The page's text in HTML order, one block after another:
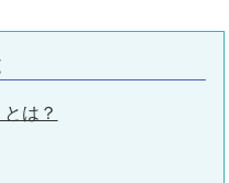
は？